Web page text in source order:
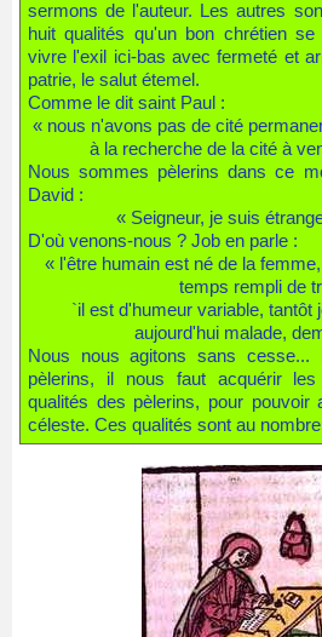
sermons de l'auteur. Les autres
huit qualités qu'un bon chrétien
vivre l'exil ici-bas avec fermeté et
patrie, le salut étemel.
Comme le dit saint Paul :
« nous n'avons pas de cité
à la recherche de la cité à
Nous sommes pèlerins dans ce
David :
« Seigneur, je suis
D'où venons-nous ? Job en parle :
« l'être humain est né de la
temps rempli de
`il est d'humeur variable, tantôt
aujourd'hui malade,
Nous nous agitons sans cesse...
pèlerins, il nous faut acquérir
qualités des pèlerins, pour pouvoir
céleste. Ces qualités sont au